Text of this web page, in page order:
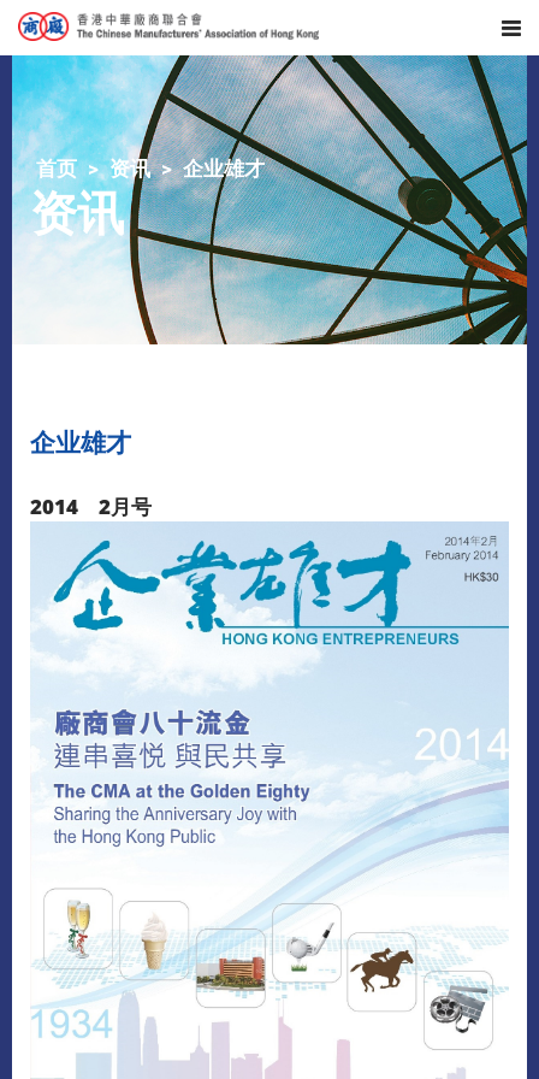
首页 资讯 企业雄才
资讯
企业雄才
2014 2月号